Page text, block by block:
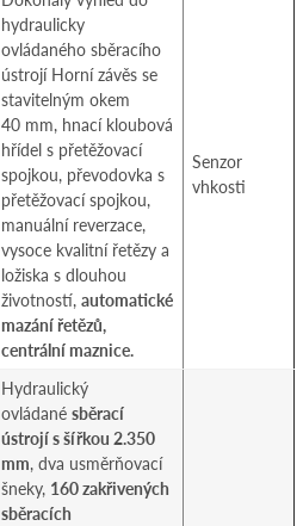
hydraulicky
ovládaného sběracího
ústrojí Horní závěs se
stavitelným okem
40 mm, hnací kloubová
hřídel s přetěžovací
spojkou, převodovka s
přetěžovací spojkou,
manuální reverzace,
vysoce kvalitní řetězy a
ložiska s dlouhou
životností, automatické
mazání řetězů,
centrální maznice.
Senzor
vhkosti
Hydraulický
ovládané sběrací
ústrojí s šířkou 2.350
mm, dva usměrňovací
šneky, 160 zakřivených
sběracích